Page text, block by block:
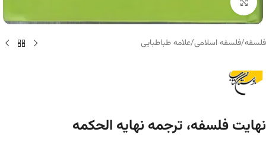
فلسفه/فلسفه اسلامی/علامه طباطبایی
نهایت فلسفه، ترجمه نهایه الحکمه